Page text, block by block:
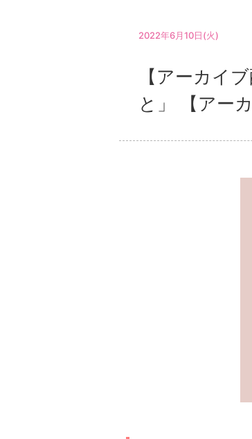
2022年6月10日(火)
【アーカイ
と」 【アー